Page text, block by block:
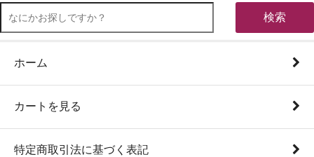
検索
ホーム
カートを見る
特定商取引法に基づく表記